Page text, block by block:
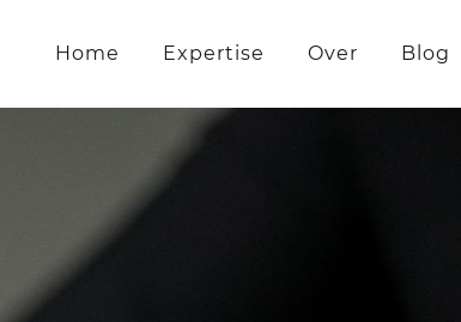
Home Expertise Over Blog